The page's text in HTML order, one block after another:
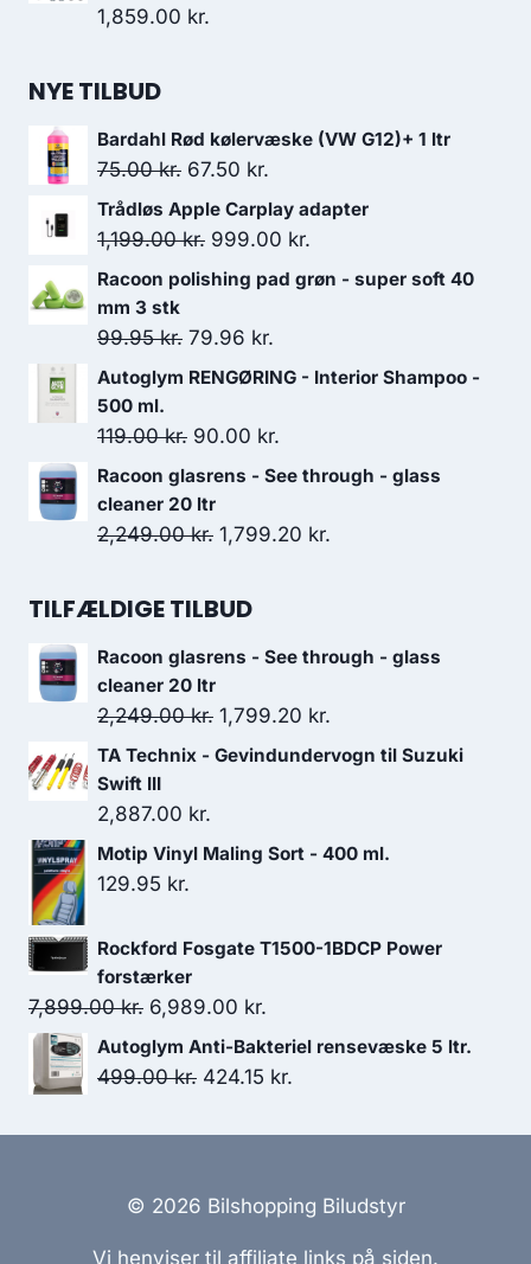
1,859.00 kr.
NYE TILBUD
Bardahl Rød kølervæske (VW G12)+ 1 ltr
75.00kr. Den
oprindelige
pris
75.00 kr..
67.50 kr.
aktuelle
pris
67.50 kr..
Trådløs Apple Carplay adapter
1,199.00kr. Den
oprindelige
var:
1,199.00 kr..
999.00 kr.
aktuelle
999.00 kr..
Racoon polishing pad grøn - super soft 40
mm 3 stk
99.95kr. Den
oprindelige
var:
99.95 kr..
79.96 kr.
aktuelle
er:
79.96 kr..
Autoglym RENGØRING - Interior Shampoo -
500 ml.
119.00kr. Den
oprindelige
pris
var:
90.00 kr.
aktuelle
er:
Racoon glasrens - See through - glass
cleaner 20 ltr
2,249.00kr. Den
pris
2,249.00 kr..
1,799.20 kr.
1,799.20 kr..
TILFÆLDIGE TILBUD
Racoon glasrens - See through - glass
cleaner 20 ltr
2,249.00kr. Den
oprindelige
2,249.00 kr..
1,799.20 kr.
aktuelle
1,799.20 kr..
TA Technix - Gevindundervogn til Suzuki
Swift III
2,887.00 kr.
Motip Vinyl Maling Sort - 400 ml.
129.95 kr.
Rockford Fosgate T1500-1BDCP Power
forstærker
7,899.00kr. Den
oprindelige
pris
7,899.00 kr..
6,989.00 kr.
aktuelle
pris
6,989.00 kr..
Autoglym Anti-Bakteriel rensevæske 5 ltr.
499.00kr. Den
pris
499.00 kr..
424.15 kr.
pris
424.15 kr..
© 2026 Bilshopping Biludstyr
Vi henviser til affiliate links på siden.